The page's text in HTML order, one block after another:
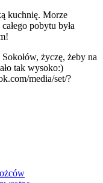
kuchnię. Morze
pobytu była
życzę, żeby na
tak wysoko:)
media/set/?